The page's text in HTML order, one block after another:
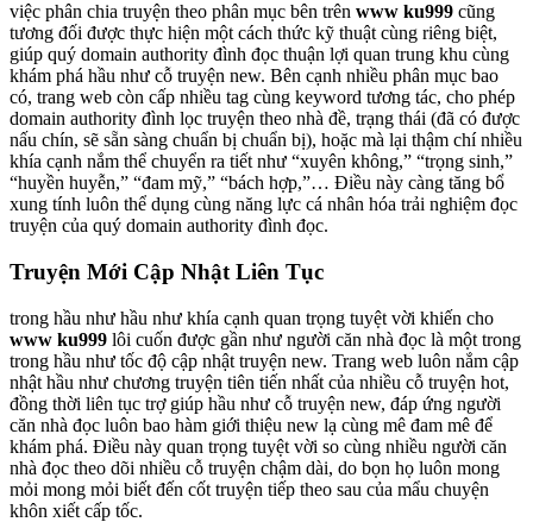
việc phân chia truyện theo phân mục bên trên www ku999 cũng
tương đối được thực hiện một cách thức kỹ thuật cùng riêng biệt,
giúp quý domain authority đình đọc thuận lợi quan trung khu cùng
khám phá hầu như cỗ truyện new. Bên cạnh nhiều phân mục bao
có, trang web còn cấp nhiều tag cùng keyword tương tác, cho phép
domain authority đình lọc truyện theo nhà đề, trạng thái (đã có được
nấu chín, sẽ sẵn sàng chuẩn bị chuẩn bị), hoặc mà lại thậm chí nhiều
khía cạnh nắm thể chuyển ra tiết như “xuyên không,” “trọng sinh,”
“huyền huyễn,” “đam mỹ,” “bách hợp,”… Điều này càng tăng bổ
xung tính luôn thể dụng cùng năng lực cá nhân hóa trải nghiệm đọc
truyện của quý domain authority đình đọc.
Truyện Mới Cập Nhật Liên Tục
trong hầu như hầu như khía cạnh quan trọng tuyệt vời khiến cho
www ku999 lôi cuốn được gần như người căn nhà đọc là một trong
trong hầu như tốc độ cập nhật truyện new. Trang web luôn nắm cập
nhật hầu như chương truyện tiên tiến nhất của nhiều cỗ truyện hot,
đồng thời liên tục trợ giúp hầu như cỗ truyện new, đáp ứng người
căn nhà đọc luôn bao hàm giới thiệu new lạ cùng mê đam mê để
khám phá. Điều này quan trọng tuyệt vời so cùng nhiều người căn
nhà đọc theo dõi nhiều cỗ truyện chậm dài, do bọn họ luôn mong
mỏi mong mỏi biết đến cốt truyện tiếp theo sau của mẩu chuyện
khôn xiết cấp tốc.